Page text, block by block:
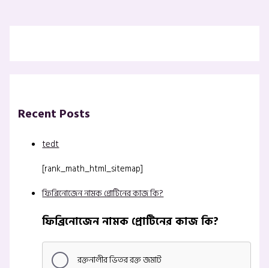
Recent Posts
tedt
[rank_math_html_sitemap]
ফিব্রিনোজেন নামক প্রোটিনের কাজ কি?
ফিব্রিনোজেন নামক প্রোটিনের কাজ কি?
রক্তনালীর ভিতর রক্ত জমাট